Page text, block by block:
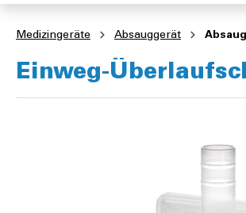
Medizingeräte Absauggerät
Einweg-